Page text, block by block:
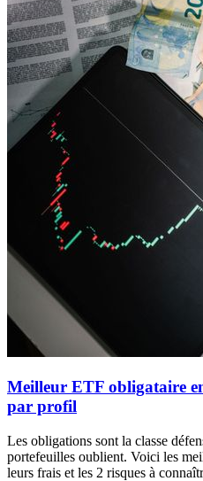
Meilleur ETF obligataire
par profil
Les obligations sont la classe
portefeuilles oublient. Voici les
leurs frais et les 2 risques à